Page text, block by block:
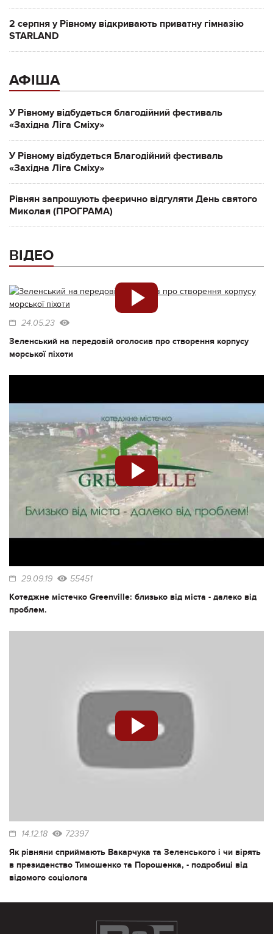
2 серпня у Рівному відкривають приватну гімназію
STARLAND
АФІША
У Рівному відбудеться благодійний фестиваль
«Західна Ліга Сміху»
У Рівному відбудеться Благодійний фестиваль
«Західна Ліга Сміху»
Рівнян запрошують феєрично відгуляти День святого
Миколая (ПРОГРАМА)
ВІДЕО
24.05.23
Зеленський на передовій оголосив про створення корпусу
морської піхоти
29.09.19 55451
Котеджне містечко Greenville: близько від міста - далеко від
проблем.
14.12.18 72397
Як рівняни сприймають Вакарчука та Зеленського і чи вірять
в президенство Тимошенко та Порошенка, - подробиці від
відомого соціолога